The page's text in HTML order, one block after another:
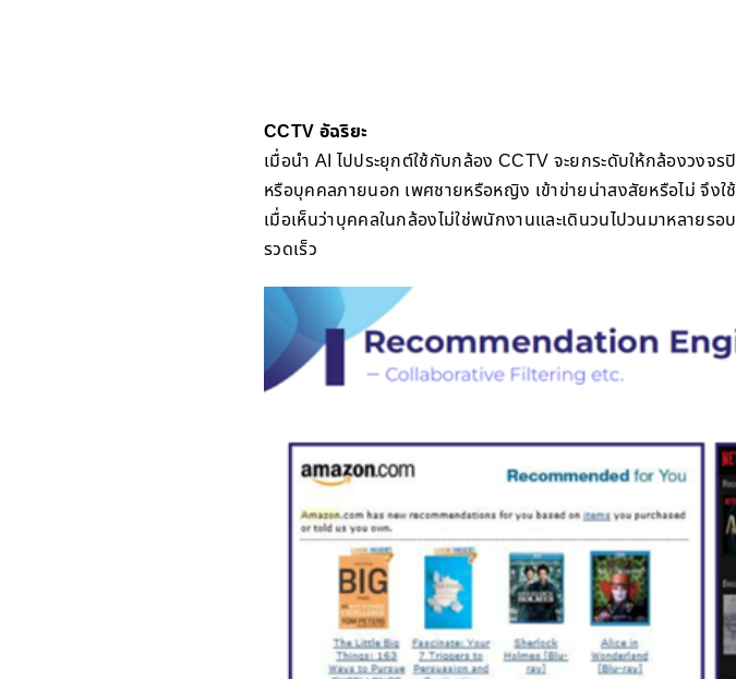
CCTV อัฉริยะ
เมื่อนำ AI ไปประยุกต์ใช้กับกล้อง CCTV จะยกระดับให้กล้องวงจ
หรือบุคคลภายนอก เพศชายหรือหญิง เข้าข่ายน่าสงสัยหรือไม่ จึง
เมื่อเห็นว่าบุคคลในกล้องไม่ใช่พนักงานและเดินวนไปวนมาหลาย
รวดเร็ว